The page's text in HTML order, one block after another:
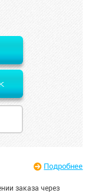
Подробнее
заказа через